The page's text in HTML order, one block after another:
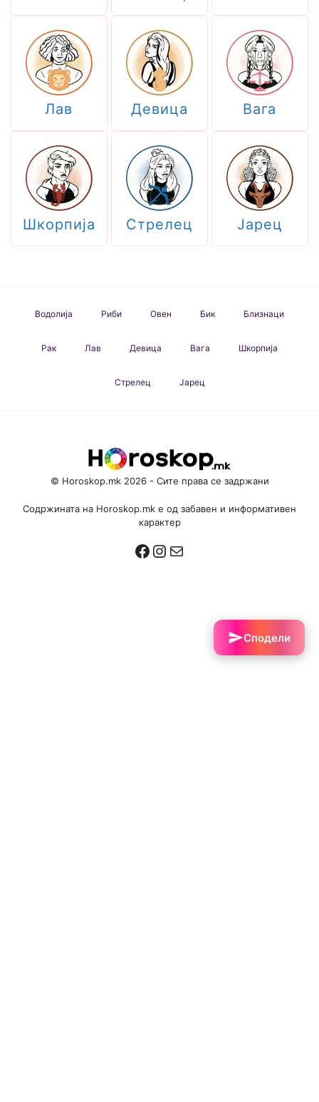
Лав Девица Вага
Шкорпија Стрелец Јарец
Водолија Риби Овен Бик Близнаци
Рак Лав Девица Вага Шкорпија
Стрелец Јарец
© Horoskop.mk 2026 - Сите права се задржани
Содржината на Horoskop.mk е од забавен и информативен
карактер
Facebook
Instagram
Mail
Сподели